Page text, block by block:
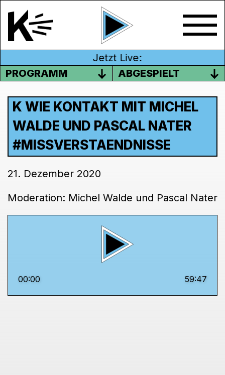
Jetzt Live:
PROGRAMM
ABGESPIELT
K WIE KONTAKT MIT MICHEL
WALDE UND PASCAL NATER
#MISSVERSTAENDNISSE
21. Dezember 2020
Moderation: Michel Walde und Pascal Nater
00:00 59:47